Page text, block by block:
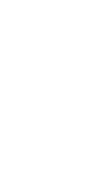
maken om een
cursisten te
en de pagina
koppelen aan het
te activeren om
maken
of meer cursisten
actie